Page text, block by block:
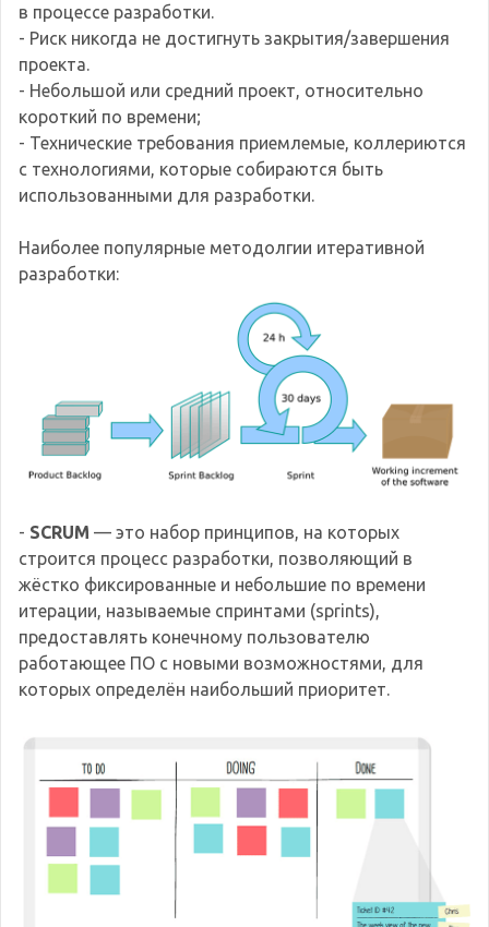
в процессе разработки.
- Риск никогда не достигнуть закрытия/завершения
проекта.
- Небольшой или средний проект, относительно
короткий по времени;
- Технические требования приемлемые, коллериются
с технологиями, которые собираются быть
использованными для разработки.
Наиболее популярные методолгии итеративной
разработки:
- SCRUM — это набор принципов, на которых
строится процесс разработки, позволяющий в
жёстко фиксированные и небольшие по времени
итерации, называемые спринтами (sprints),
предоставлять конечному пользователю
работающее ПО с новыми возможностями, для
которых определён наибольший приоритет.